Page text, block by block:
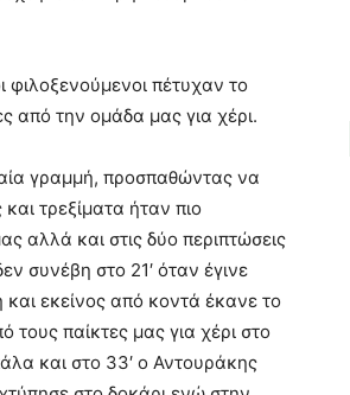
φιλοξενούμενοι πέτυχαν το
από την ομάδα μας για χέρι.
γραμμή, προσπαθώντας να
τρεξίματα ήταν πιο
αλλά και στις δύο περιπτώσεις
συνέβη στο 21′ όταν έγινε
εκείνος από κοντά έκανε το
παίκτες μας για χέρι στο
και στο 33′ ο Αντουράκης